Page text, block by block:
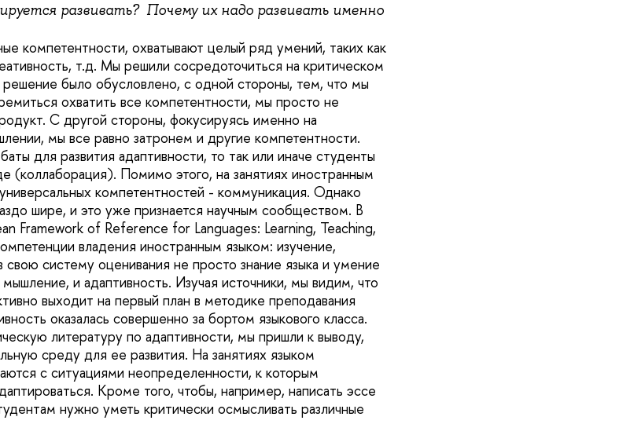
развивать? Почему их надо развивать именно
компетентности, охватывают целый ряд умений, таких как
т.д. Мы решили сосредоточиться на критическом
было обусловлено, с одной стороны, тем, что мы
охватить все компетентности, мы просто не
С другой стороны, фокусируясь именно на
мы все равно затронем и другие компетентности.
для развития адаптивности, то так или иначе студенты
(коллаборация). Помимо этого, на занятиях иностранным
компетентностей - коммуникация. Однако
шире, и это уже признается научным сообществом. В
Framework of Reference for Languages: Learning, Teaching,
владения иностранным языком: изучение,
систему оценивания не просто знание языка и умение
и адаптивность. Изучая источники, мы видим, что
выходит на первый план в методике преподавания
оказалась совершенно за бортом языкового класса.
литературу по адаптивности, мы пришли к выводу,
среду для ее развития. На занятиях языком
с ситуациями неопределенности, к которым
Кроме того, чтобы, например, написать эссе
нужно уметь критически осмысливать различные